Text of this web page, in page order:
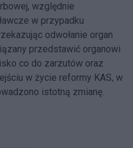
względnie
w przypadku
odwołanie organ
przedstawić organowi
co do zarzutów oraz
w życie reformy KAS, w
istotną zmianę.